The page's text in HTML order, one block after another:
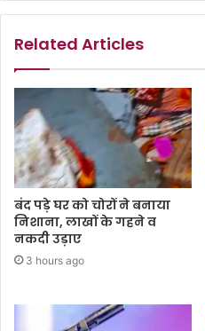
Related Articles
बंद पड़े घर को चोरों ने बनाया
निशाना, लाखों के गहने व
नकदी उड़ाए
3 hours ago